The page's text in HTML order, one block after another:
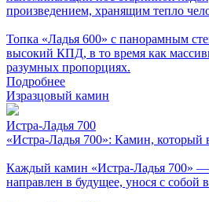
произведением, хранящим тепло
Топка «Ладья 600» с панорамным
высокий КПД, в то время как
разумных пропорциях.
Подробнее
Изразцовый камин
Истра-Ладья 700
«Истра-Ладья 700»: Камин, который
Каждый камин «Истра-Ладья 700» —
направлен в будущее, унося с собой